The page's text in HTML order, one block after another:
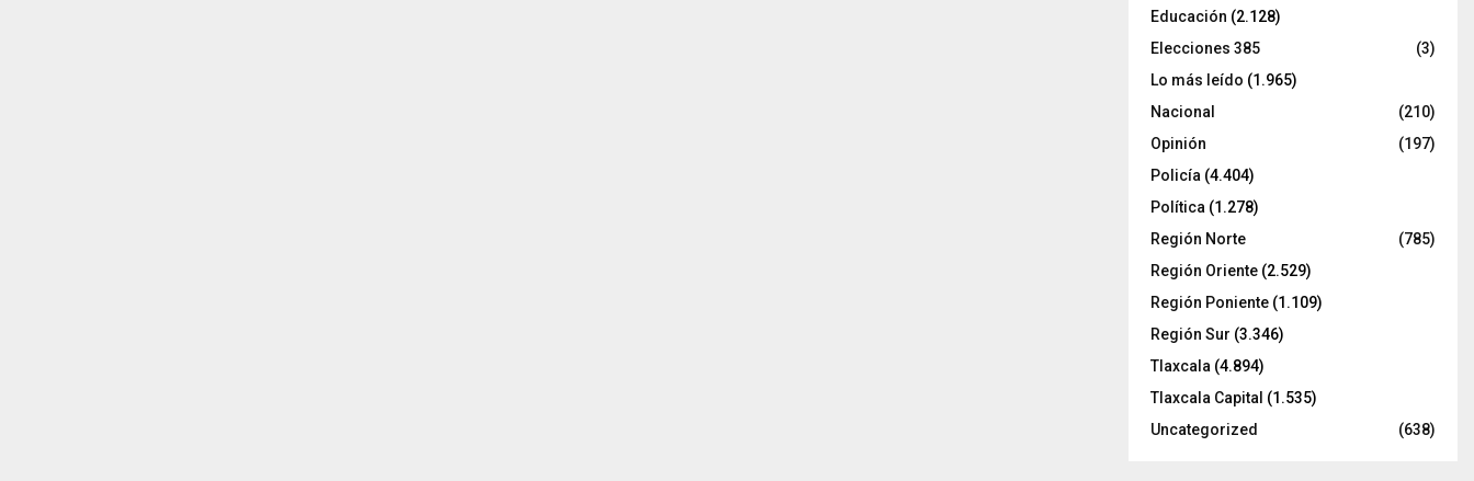
Educación (2.128)
Elecciones 385
(3)
Lo más leído (1.965)
Nacional
(210)
Opinión
(197)
Policía (4.404)
Política (1.278)
Región Norte
(785)
Región Oriente (2.529)
Región Poniente (1.109)
Región Sur (3.346)
Tlaxcala (4.894)
Tlaxcala Capital (1.535)
Uncategorized
(638)